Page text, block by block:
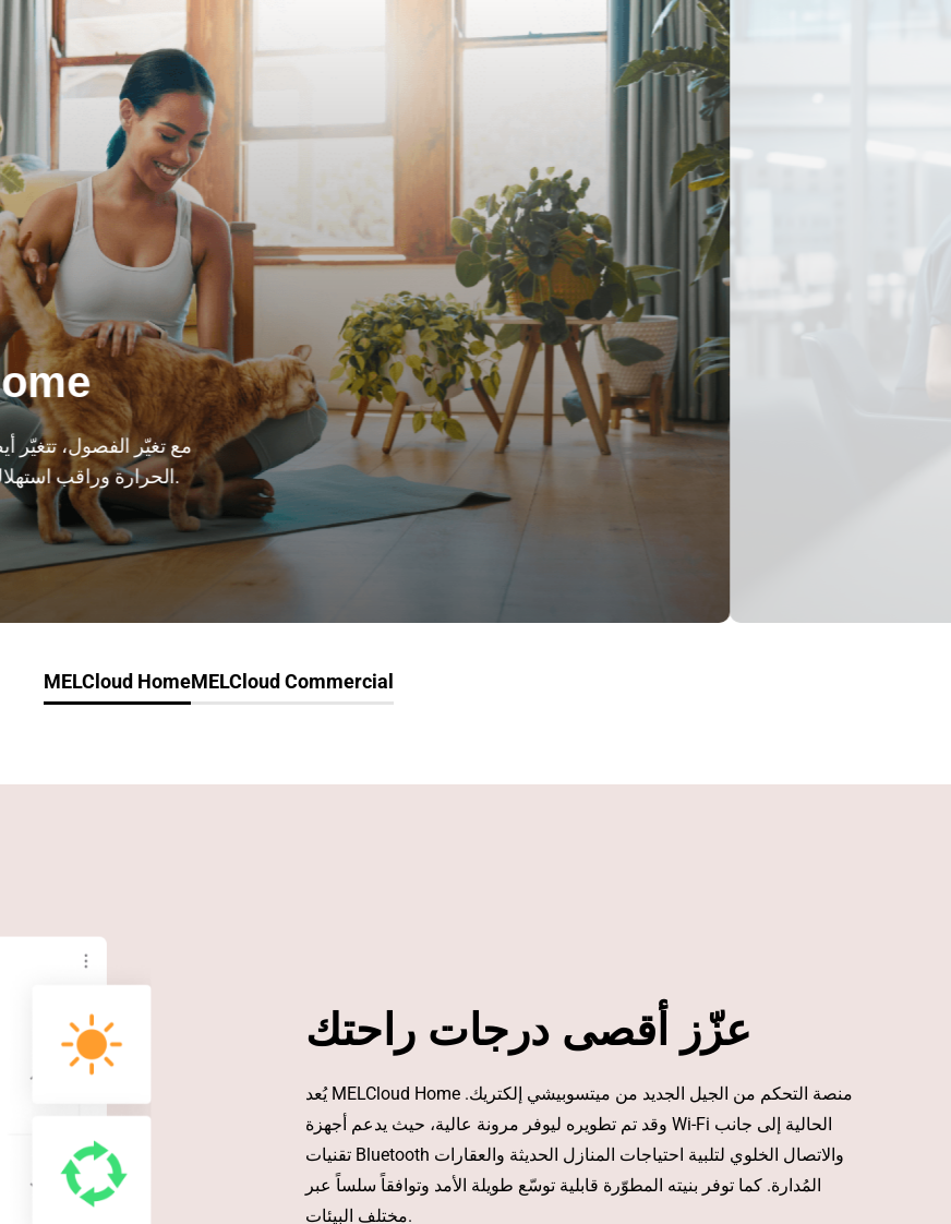
مع تغيّر الفصول، تتغيّر
الحرارة وراقب استهلاك الطاقة في منزلك من أي مكان.
MELCloud HomeMELCloud Commercial
عزّز أقصى درجات راحتك
يُعد MELCloud Home منصة التحكم من الجيل الجديد من ميتسوبيشي إلكتريك.
وقد تم تطويره ليوفر مرونة عالية، حيث يدعم أجهزة Wi-Fi الحالية إلى جانب
تقنيات Bluetooth والاتصال الخلوي لتلبية احتياجات المنازل الحديثة والعقارات
المُدارة. كما توفر بنيته المطوّرة قابلية توسّع طويلة الأمد وتوافقاً سلساً عبر
مختلف البيئات.